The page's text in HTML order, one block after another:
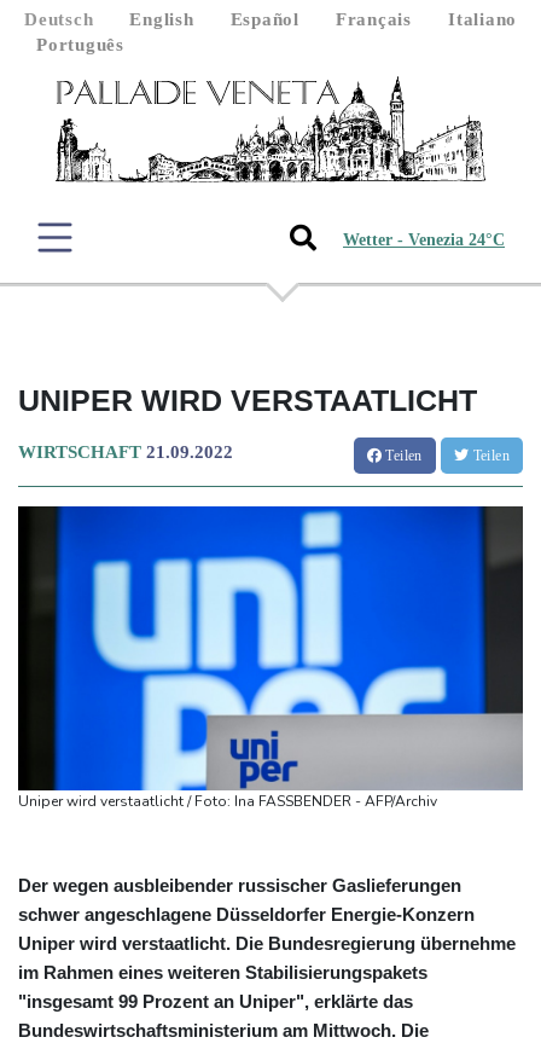
Deutsch English Español Français
Italiano
Português
Wetter - Venezia 24°C
UNIPER WIRD VERSTAATLICHT
WIRTSCHAFT 21.09.2022 Teilen Teilen
Uniper wird verstaatlicht / Foto: Ina FASSBENDER - AFP/Archiv
Der wegen ausbleibender russischer Gaslieferungen
schwer angeschlagene Düsseldorfer Energie-Konzern
Uniper wird verstaatlicht. Die Bundesregierung übernehme
im Rahmen eines weiteren Stabilisierungspakets
"insgesamt 99 Prozent an Uniper", erklärte das
Bundeswirtschaftsministerium am Mittwoch. Die